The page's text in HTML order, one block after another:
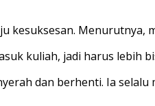
kesuksesan.
kuliah, jadi harus lebih
dan berhenti. Ia